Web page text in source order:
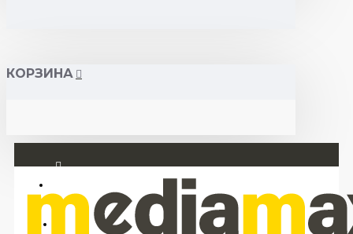
КОРЗИНА
Регистрация